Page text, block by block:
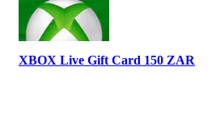
XBOX Live Gift Card 150 ZAR